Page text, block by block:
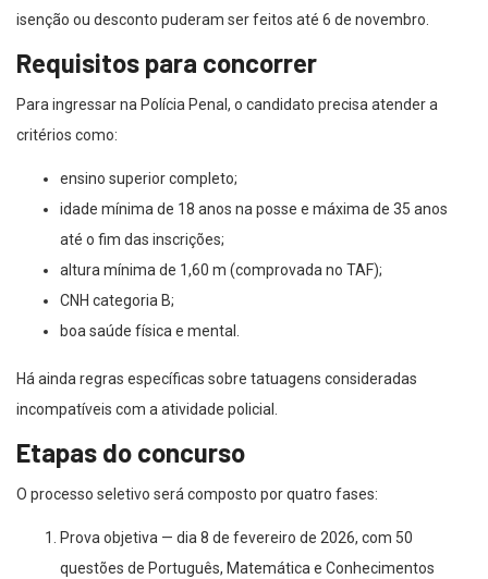
isenção ou desconto puderam ser feitos até 6 de novembro.
Requisitos para concorrer
Para ingressar na Polícia Penal, o candidato precisa atender a
critérios como:
ensino superior completo;
idade mínima de 18 anos na posse e máxima de 35 anos
até o fim das inscrições;
altura mínima de 1,60 m (comprovada no TAF);
CNH categoria B;
boa saúde física e mental.
Há ainda regras específicas sobre tatuagens consideradas
incompatíveis com a atividade policial.
Etapas do concurso
O processo seletivo será composto por quatro fases:
Prova objetiva — dia 8 de fevereiro de 2026, com 50
questões de Português, Matemática e Conhecimentos